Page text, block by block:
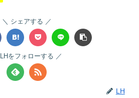
シェアする
LHをフォローする
LH